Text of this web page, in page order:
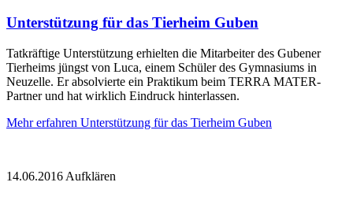
Unterstützung für das Tierheim Guben
Tatkräftige Unterstützung erhielten die Mitarbeiter des Gubener
Tierheims jüngst von Luca, einem Schüler des Gymnasiums in
Neuzelle. Er absolvierte ein Praktikum beim TERRA MATER-
Partner und hat wirklich Eindruck hinterlassen.
Mehr erfahren Unterstützung für das Tierheim Guben
14.06.2016 Aufklären